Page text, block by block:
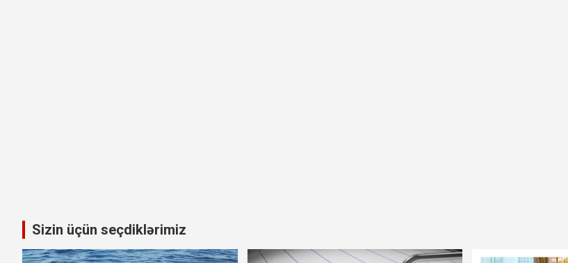
Sizin üçün seçdiklərimiz